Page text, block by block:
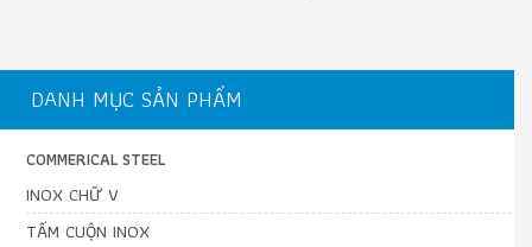
DANH MỤC SẢN PHẨM
COMMERICAL STEEL
INOX CHỮ V
TẤM CUỘN INOX